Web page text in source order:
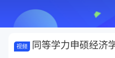
视频 同等学力申硕经济